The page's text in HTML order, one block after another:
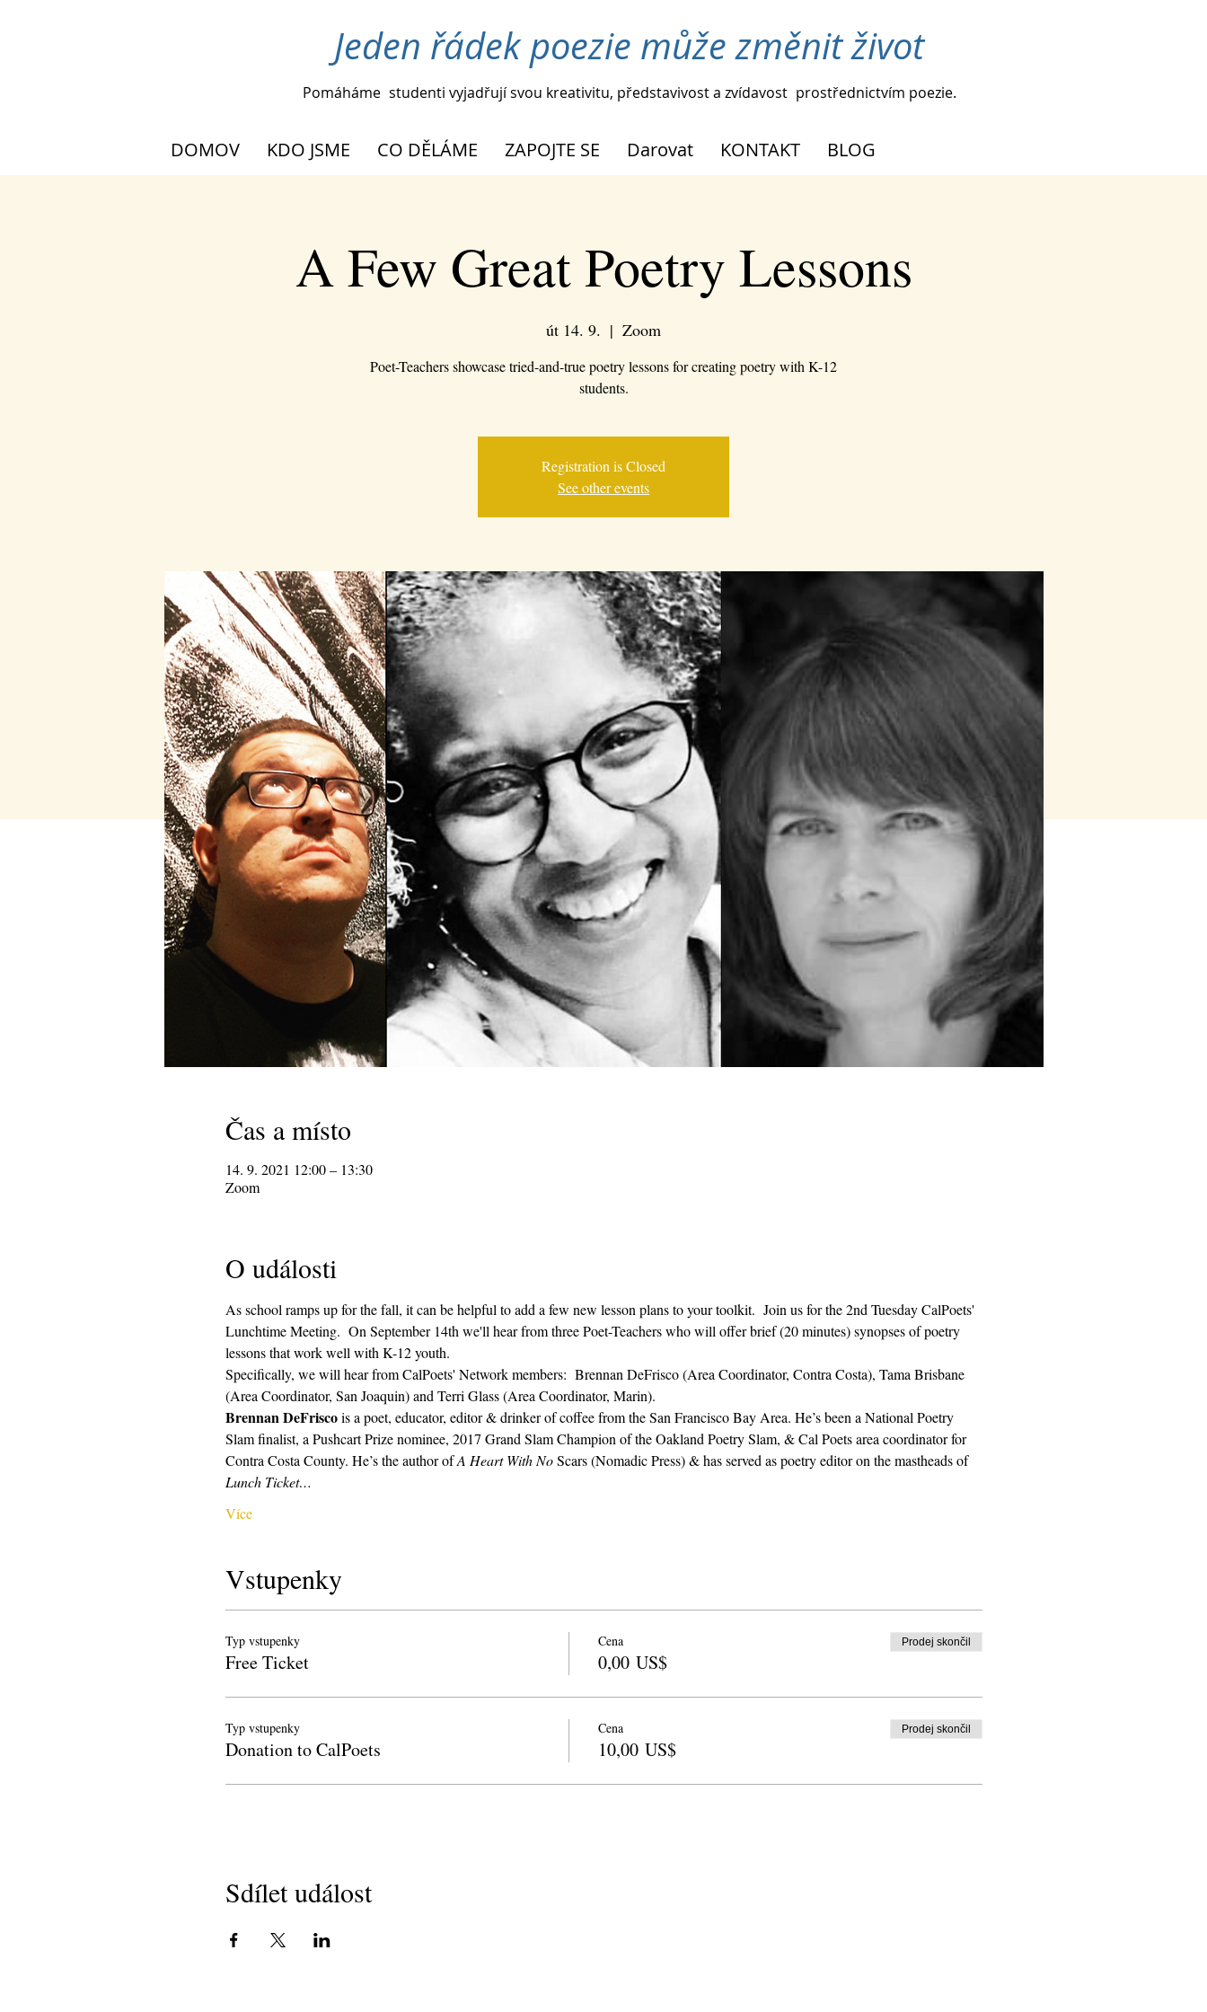
Jeden řádek poezie může změnit život
Pomáháme studenti vyjadřují svou kreativitu, představivost a zvídavost prostřednictvím poezie.
DOMOV KDO JSME CO DĚLÁME ZAPOJTE SE Darovat KONTAKT BLOG
A Few Great Poetry Lessons
út 14. 9.
  |
Zoom
Poet-Teachers showcase tried-and-true poetry lessons for creating poetry with K-12
students.
Registration is Closed
See other events
Čas a místo
14. 9. 2021 12:00 – 13:30
Zoom
O události
As school ramps up for the fall, it can be helpful to add a few new lesson plans to your toolkit.  Join us for the 2nd Tuesday CalPoets'
Lunchtime Meeting.  On September 14th we'll hear from three Poet-Teachers who will offer brief (20 minutes) synopses of poetry
lessons that work well with K-12 youth.
Specifically, we will hear from CalPoets' Network members:  Brennan DeFrisco (Area Coordinator, Contra Costa), Tama Brisbane
(Area Coordinator, San Joaquin) and Terri Glass (Area Coordinator, Marin).
Brennan DeFrisco is a poet, educator, editor & drinker of coffee from the San Francisco Bay Area. He’s been a National Poetry
Slam finalist, a Pushcart Prize nominee, 2017 Grand Slam Champion of the Oakland Poetry Slam, & Cal Poets area coordinator for
Contra Costa County. He’s the author of A Heart With No Scars (Nomadic Press) & has served as poetry editor on the mastheads of
Lunch Ticket…
Více
Vstupenky
Typ vstupenky
Free Ticket
Cena
0,00 US$
Prodej skončil
Typ vstupenky
Donation to CalPoets
Cena
10,00 US$
Prodej skončil
Sdílet událost